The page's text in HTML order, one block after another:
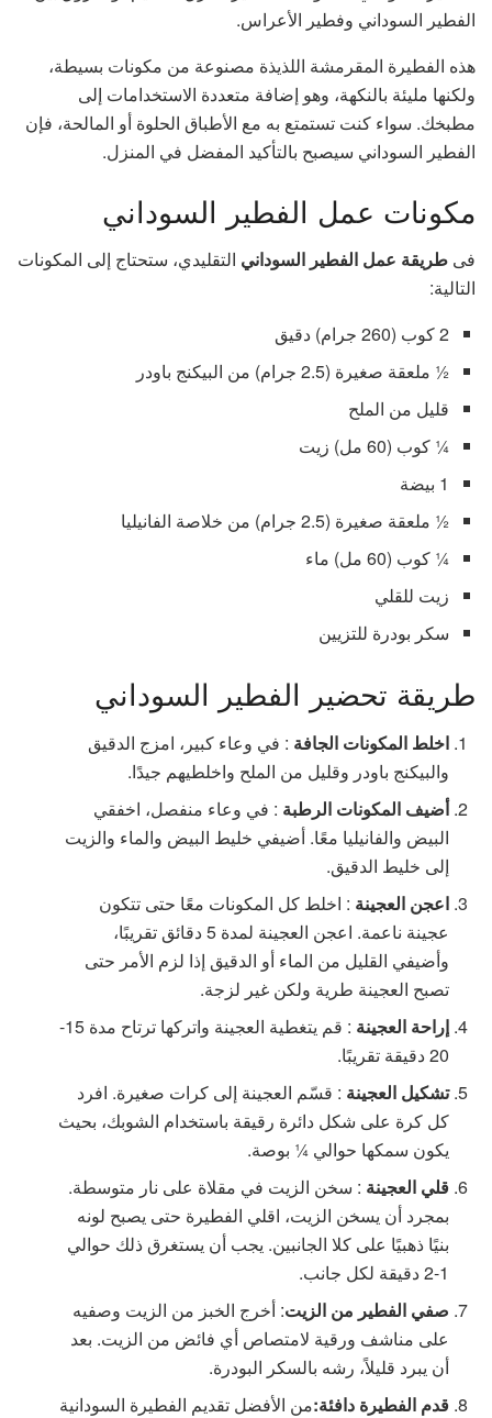
الفطير السوداني وفطير الأعراس.
هذه الفطيرة المقرمشة اللذيذة مصنوعة من مكونات بسيطة،
ولكنها مليئة بالنكهة، وهو إضافة متعددة الاستخدامات إلى
مطبخك. سواء كنت تستمتع به مع الأطباق الحلوة أو المالحة، فإن
الفطير السوداني سيصبح بالتأكيد المفضل في المنزل.
مكونات عمل الفطير السوداني
فى طريقة عمل الفطير السوداني التقليدي، ستحتاج إلى المكونات
التالية:
2 كوب (260 جرام) دقيق
½ ملعقة صغيرة (2.5 جرام) من البيكنج باودر
قليل من الملح
¼ كوب (60 مل) زيت
1 بيضة
½ ملعقة صغيرة (2.5 جرام) من خلاصة الفانيليا
¼ كوب (60 مل) ماء
زيت للقلي
سكر بودرة للتزيين
طريقة تحضير الفطير السوداني
اخلط المكونات الجافة : في وعاء كبير، امزج الدقيق
والبيكنج باودر وقليل من الملح واخلطيهم جيدًا.
أضيف المكونات الرطبة : في وعاء منفصل، اخفقي
البيض والفانيليا معًا. أضيفي خليط البيض والماء والزيت
إلى خليط الدقيق.
اعجن العجينة : اخلط كل المكونات معًا حتى تتكون
عجينة ناعمة. اعجن العجينة لمدة 5 دقائق تقريبًا،
وأضيفي القليل من الماء أو الدقيق إذا لزم الأمر حتى
تصبح العجينة طرية ولكن غير لزجة.
إراحة العجينة
: قم يتغطية العجينة واتركها ترتاح مدة 15-
20 دقيقة تقريبًا.
تشكيل العجينة : قسّم العجينة إلى كرات صغيرة. افرد
كل كرة على شكل دائرة رقيقة باستخدام الشوبك، بحيث
يكون سمكها حوالي ¼ بوصة.
قلي العجينة : سخن الزيت في مقلاة على نار متوسطة.
بمجرد أن يسخن الزيت، اقلي الفطيرة حتى يصبح لونه
بنيًا ذهبيًا على كلا الجانبين. يجب أن يستغرق ذلك حوالي
1-2 دقيقة لكل جانب.
صفي الفطير من الزيت: أخرج الخبز من الزيت وصفيه
على مناشف ورقية لامتصاص أي فائض من الزيت. بعد
أن يبرد قليلاً، رشه بالسكر البودرة.
قدم الفطيرة دافئة:من الأفضل تقديم الفطيرة السودانية